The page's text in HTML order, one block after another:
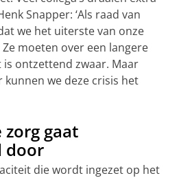
Snapper: ‘Als raad van
we het uiterste van onze
moeten over een langere
ontzettend zwaar. Maar
kunnen we deze crisis het
gaat
door
die wordt ingezet op het